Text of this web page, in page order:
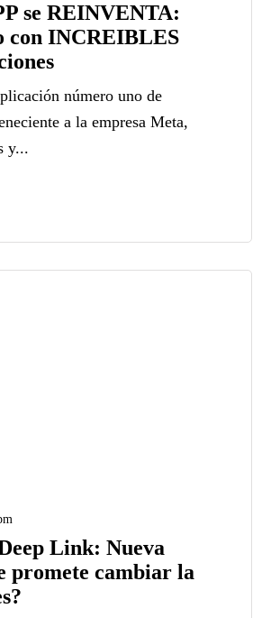
se REINVENTA:
con INCREIBLES
número uno de
a la empresa Meta,
y...
Link: Nueva
promete cambiar la